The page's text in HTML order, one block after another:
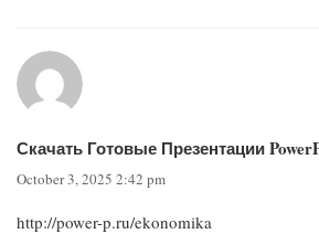
Скачать Готовые Презентации
October 3, 2025 2:42 pm
http://power-p.ru/ekonomika